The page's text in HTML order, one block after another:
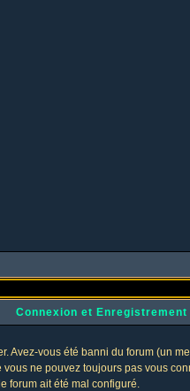
Connexion et Enregistrement
vous été banni du forum (un
ne pouvez toujours pas vous
forum ait été mal configuré.